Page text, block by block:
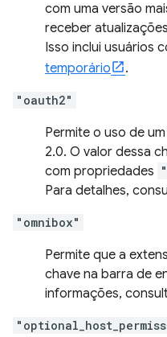
com uma versão
receber
Isso inclui usuários
temporário
.
"oauth2"
Permite o uso de
2.0. O valor dessa
com propriedades
Para detalhes,
"omnibox"
Permite que a
chave na barra de
informações,